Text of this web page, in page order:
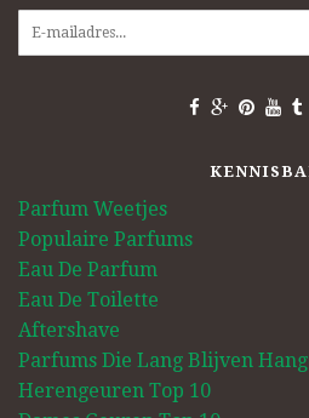
Parfum Weetjes
Populaire Parfums
Eau De Parfum
Eau De Toilette
Aftershave
Parfums Die Lang Blijven
Herengeuren Top 10